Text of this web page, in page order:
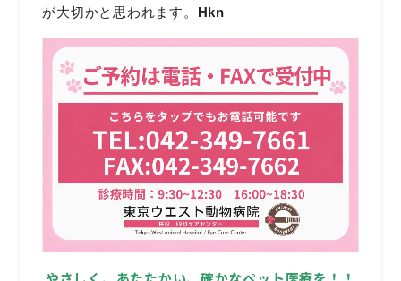
が大切かと思われます。 Hkn